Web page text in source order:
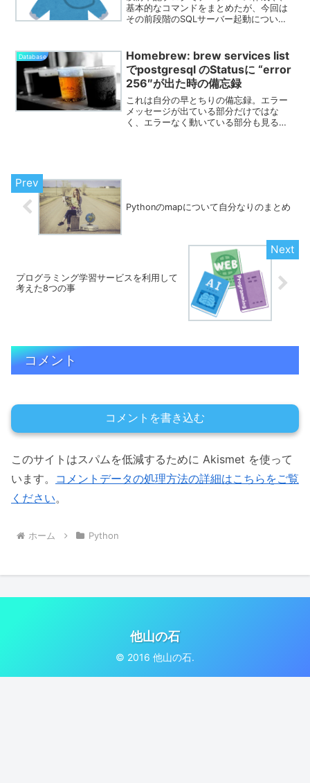
基本的なコマンドをまとめたが、今回は
その前段階のSQLサーバー起動について
macOSProductVersion: ...
Database
Homebrew: brew services list
でpostgresql のStatusに “error
256″が出た時の備忘録
これは自分の早とちりの備忘録。エラー
メッセージが出ている部分だけではな
く、エラーなく動いている部分も見る様
Pythonのmapについて自分なりのまとめ
プログラミング学習サービスを利用して
考えた8つの事
コメント
コメントを書き込む
このサイトはスパムを低減するために Akismet を使って
います。 コメントデータの処理方法の詳細はこちらをご覧
ください。
ホーム Python
他山の石
© 2016 他山の石.